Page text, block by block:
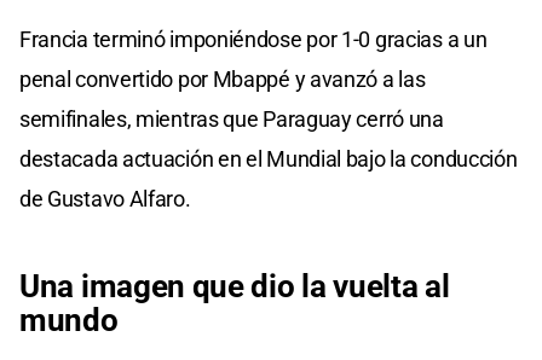
Francia terminó imponiéndose por 1-0 gracias a un
penal convertido por Mbappé y avanzó a las
semifinales, mientras que Paraguay cerró una
destacada actuación en el Mundial bajo la conducción
de Gustavo Alfaro.
Una imagen que dio la vuelta al
mundo